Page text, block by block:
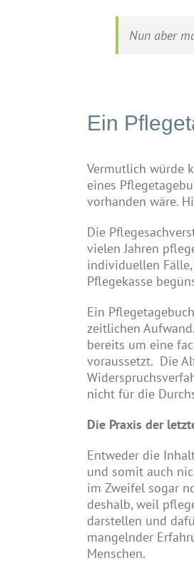
Nun aber
Ein
Vermutlich würde
eines
vorhanden wäre.
Die
vielen Jahren
individuellen
Pflegekasse
Ein
zeitlichen
bereits um eine
voraussetzt. Die
nicht für die
Die Praxis der
Entweder die
und somit auch
im Zweifel sogar
deshalb, weil
darstellen und
mangelnder
Menschen.